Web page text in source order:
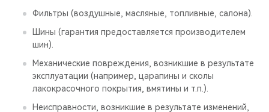
Фильтры (воздушные, масляные, топливные, салона).
Шины (гарантия предоставляется производителем
шин).
Механические повреждения, возникшие в результате
эксплуатации (например, царапины и сколы
лакокрасочного покрытия, вмятины и т.п.).
Неисправности, возникшие в результате изменений,